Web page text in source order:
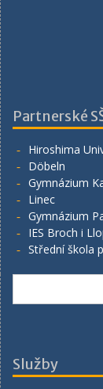
Partnerské
Hiroshima
Döbeln
Gymnázium
Linec
Gymnázium
IES Broch i
Střední škola
Služby